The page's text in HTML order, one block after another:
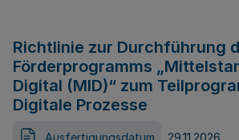
Richtlinie zur Durchführung
Förderprogramms
Digital (MID)“ zum
Digitale Prozesse
Ausfertigungsdatum 29.11.2026